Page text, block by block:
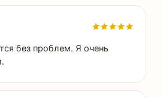
без проблем. Я очень